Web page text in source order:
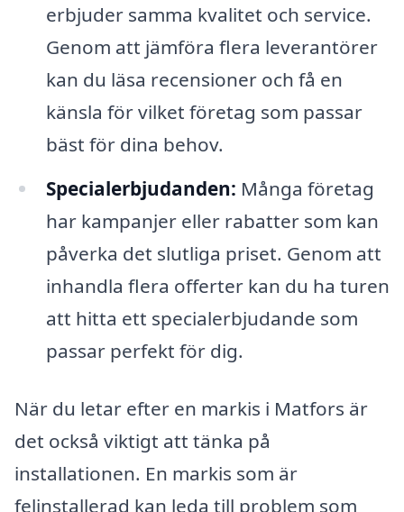
erbjuder samma kvalitet och service.
Genom att jämföra flera leverantörer
kan du läsa recensioner och få en
känsla för vilket företag som passar
bäst för dina behov.
Specialerbjudanden: Många företag
har kampanjer eller rabatter som kan
påverka det slutliga priset. Genom att
inhandla flera offerter kan du ha turen
att hitta ett specialerbjudande som
passar perfekt för dig.
När du letar efter en markis i Matfors är
det också viktigt att tänka på
installationen. En markis som är
felinstallerad kan leda till problem som